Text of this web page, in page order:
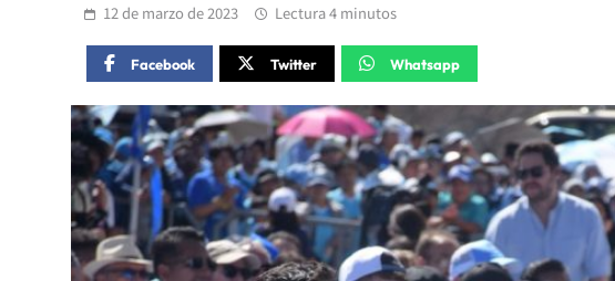
12 de marzo de 2023 Lectura 4 minutos
Facebook Twitter Whatsapp